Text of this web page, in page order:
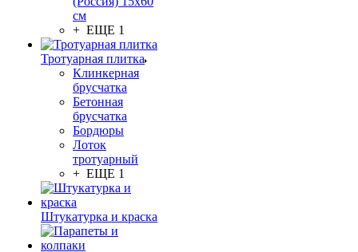
см
+ ЕЩЕ 1
Тротуарная плитка
Клинкерная
брусчатка
Бетонная
брусчатка
Бордюры
Лоток
тротуарный
+ ЕЩЕ 1
Штукатурка и краска